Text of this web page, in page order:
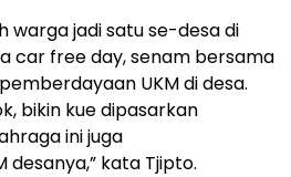
warga jadi satu se-desa di
car free day, senam bersama
UKM di desa.
bikin kue dipasarkan
ini juga
kata Tjipto.